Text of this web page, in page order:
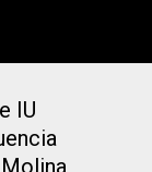
IU